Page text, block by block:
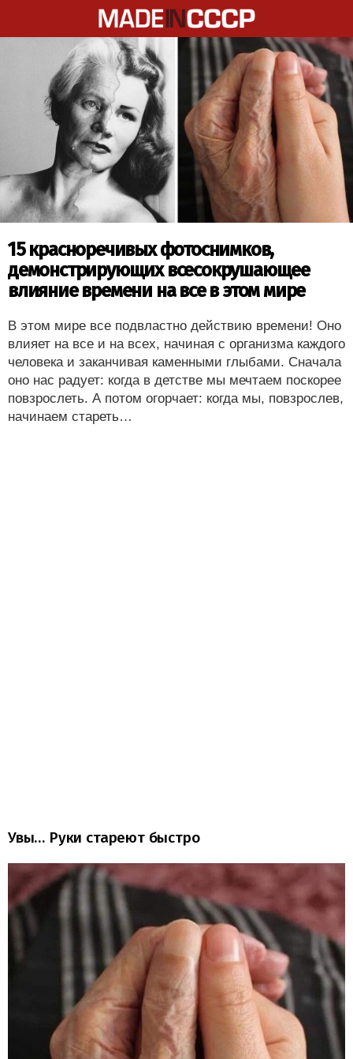
15 красноречивых фотоснимков,
демонстрирующих всесокрушающее
влияние времени на все в этом мире
В этом мире все подвластно действию времени! Оно
влияет на все и на всех, начиная с организма каждого
человека и заканчивая каменными глыбами. Сначала
оно нас радует: когда в детстве мы мечтаем поскорее
повзрослеть. А потом огорчает: когда мы, повзрослев,
начинаем стареть…
Увы… Руки стареют быстро